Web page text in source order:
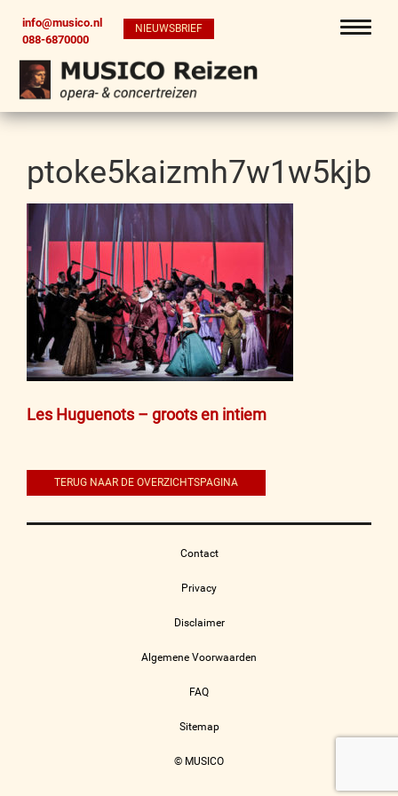
info@musico.nl
088-6870000
NIEUWSBRIEF
ptoke5kaizmh7w1w5kjb
Bericht
Les Huguenots – groots en intiem
TERUG NAAR DE OVERZICHTSPAGINA
Contact
Privacy
Disclaimer
Algemene Voorwaarden
FAQ
Sitemap
© MUSICO